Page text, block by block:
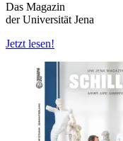
Das Magazin
der Universität Jena
Jetzt lesen!